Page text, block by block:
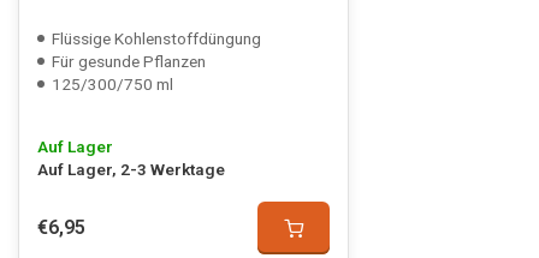
Flüssige Kohlenstoffdüngung
Für gesunde Pflanzen
125/300/750 ml
Auf Lager
Auf Lager, 2-3 Werktage
€6,95